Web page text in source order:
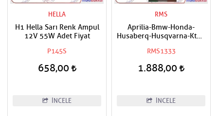
HELLA
H1 Hella Sarı Renk Ampul
12V 55W Adet Fiyat
P145S
658,00
İNCELE
RMS
Aprilia-Bmw-Honda-
Husaberq-Husqvarna-Ktm-
RMS Arka Sinter Fren
Balatası
RMS1333
1.888,00
İNCELE